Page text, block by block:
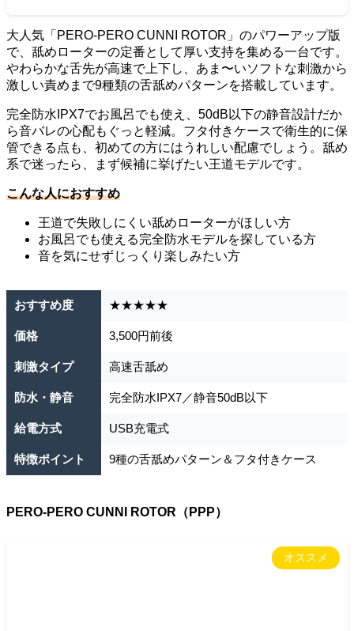
大人気「PERO-PERO CUNNI ROTOR」のパワーアップ版
で、舐めローターの定番として厚い支持を集める一台です。
やわらかな舌先が高速で上下し、あま〜いソフトな刺激から
激しい責めまで9種類の舌舐めパターンを搭載しています。
完全防水IPX7でお風呂でも使え、50dB以下の静音設計だか
ら音バレの心配もぐっと軽減。フタ付きケースで衛生的に保
管できる点も、初めての方にはうれしい配慮でしょう。舐め
系で迷ったら、まず候補に挙げたい王道モデルです。
こんな人におすすめ
王道で失敗しにくい舐めローターがほしい方
お風呂でも使える完全防水モデルを探している方
音を気にせずじっくり楽しみたい方
おすすめ度 ★★★★★
価格 3,500円前後
刺激タイプ 高速舌舐め
防水・静音 完全防水IPX7／静音50dB以下
給電方式 USB充電式
特徴ポイント 9種の舌舐めパターン＆フタ付きケース
PERO-PERO CUNNI ROTOR（PPP）
オススメ